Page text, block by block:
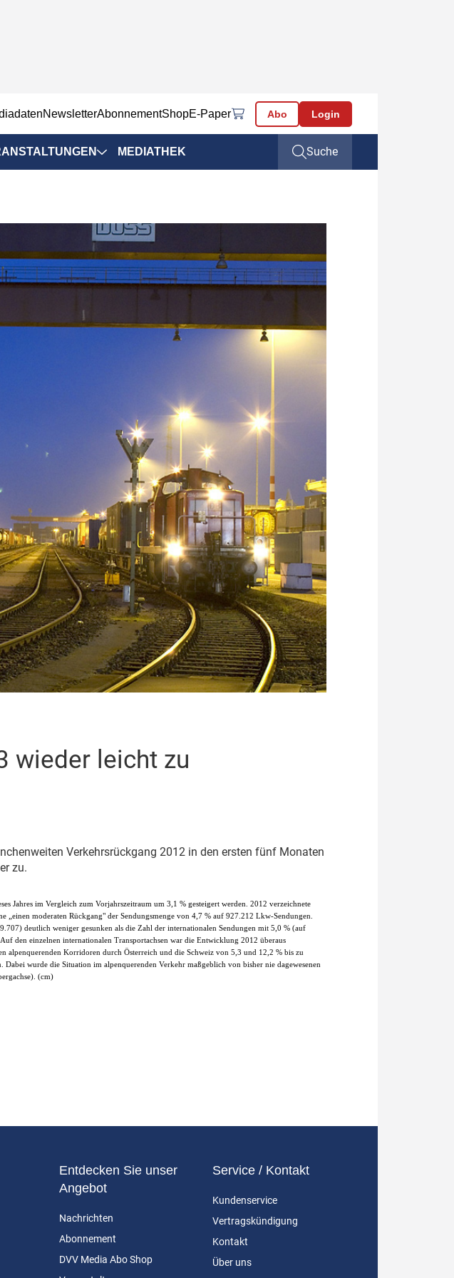
NewsletterAbonnementShopE-Paper Abo Login
2025
Career Boost
MEDIATHEK Suche
wieder leicht zu
Verkehrsrückgang 2012 in den ersten fünf Monaten
zu.
Jahres im Vergleich zum Vorjahrszeitraum um 3,1 % gesteigert werden. 2012 verzeichnete
moderaten Rückgang" der Sendungsmenge von 4,7 % auf 927.212 Lkw-Sendungen.
deutlich weniger gesunken als die Zahl der internationalen Sendungen mit 5,0 % (auf
den einzelnen internationalen Transportachsen war die Entwicklung 2012 überaus
alpenquerenden Korridoren durch Österreich und die Schweiz von 5,3 und 12,2 % bis zu
wurde die Situation im alpenquerenden Verkehr maßgeblich von bisher nie dagewesenen
(cm)
Entdecken Sie unser
Angebot
Nachrichten
Abonnement
DVV Media Abo Shop
Service / Kontakt
Kundenservice
Vertragskündigung
Kontakt
Über uns